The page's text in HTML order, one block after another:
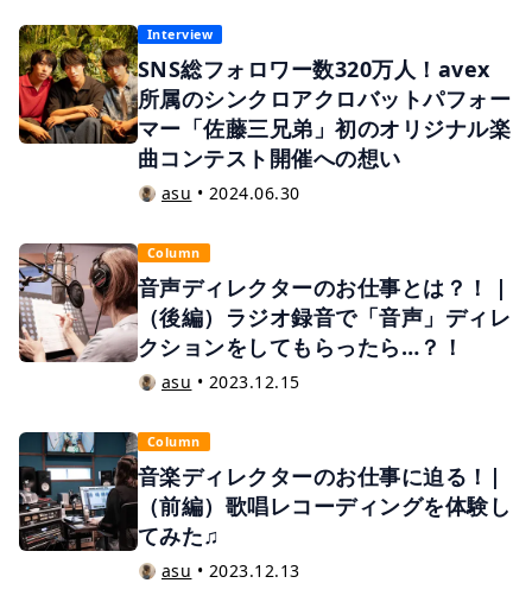
（本社所在地：東京都世田谷区 代表取締役：宮
西 洋充）が運営する、様々な音楽制作のプロフェ
ッショナルと依頼者がマッチングできるサービス
「ONLIVE Studio」上にて開催。
Interview
SNS総フォロワー数320万人！avex
所属のシンクロアクロバットパフォー
マー「佐藤三兄弟」初のオリジナル楽
曲コンテスト開催への想い
asu • 2024.06.30
Column
音声ディレクターのお仕事とは？！ |
（後編）ラジオ録音で「音声」ディレ
クションをしてもらったら…？！
asu • 2023.12.15
Column
音楽ディレクターのお仕事に迫る！|
（前編）歌唱レコーディングを体験し
てみた♫
asu • 2023.12.13